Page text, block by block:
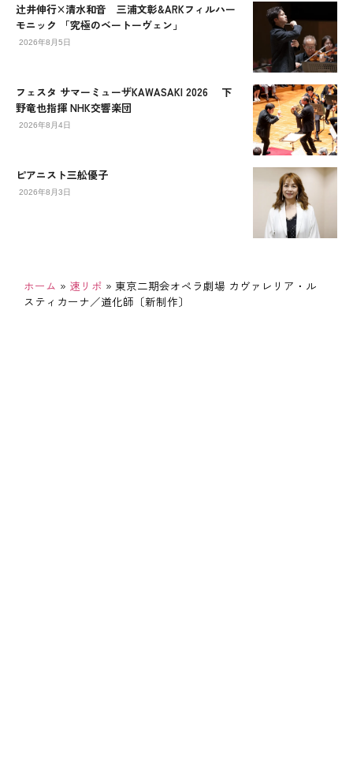
辻󠄀井伸行×清水和音 三浦文彰&ARKフィルハー
モニック 「究極のベートーヴェン」
2026年8月5日
フェスタ サマーミューザKAWASAKI 2026 下
野竜也指揮 NHK交響楽団
2026年8月4日
ピアニスト三舩優子
2026年8月3日
ホーム » 速リポ » 東京二期会オペラ劇場 カヴァレリア・ル
スティカーナ／道化師〔新制作〕